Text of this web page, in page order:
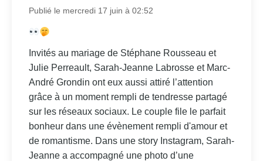
Publié le mercredi 17 juin à 02:52
Invités au mariage de Stéphane Rousseau et
Julie Perreault, Sarah-Jeanne Labrosse et Marc-
André Grondin ont eux aussi attiré l’attention
grâce à un moment rempli de tendresse partagé
sur les réseaux sociaux. Le couple file le parfait
bonheur dans une évènement rempli d'amour et
de romantisme. Dans une story Instagram, Sarah-
Jeanne a accompagné une photo d’une